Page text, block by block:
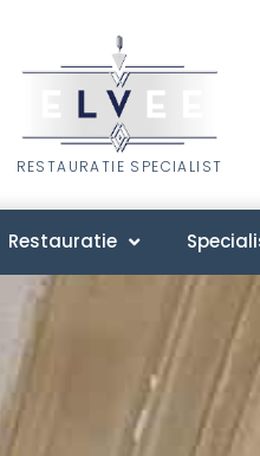
RESTAURATIE SPECIALIST
Restauratie